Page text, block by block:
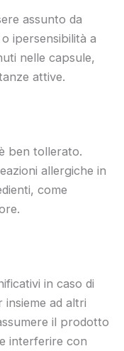
assunto da
ipersensibilità a
nelle capsule,
attive.
ben tollerato.
allergiche in
come
in caso di
ad altri
il prodotto
interferire con